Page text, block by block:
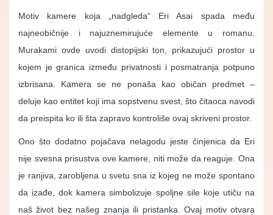
Motiv kamere koja „nadgleda“ Eri Asai spada među
najneobičnije i najuznemirujuće elemente u romanu.
Murakami ovde uvodi distopijski ton, prikazujući prostor u
kojem je granica između privatnosti i posmatranja potpuno
izbrisana. Kamera se ne ponaša kao običan predmet –
deluje kao entitet koji ima sopstvenu svest, što čitaoca navodi
da preispita ko ili šta zapravo kontroliše ovaj skriveni prostor.
Ono što dodatno pojačava nelagodu jeste činjenica da Eri
nije svesna prisustva ove kamere, niti može da reaguje. Ona
je ranjiva, zarobljena u svetu sna iz kojeg ne može spontano
da izađe, dok kamera simbolizuje spoljne sile koje utiču na
naš život bez našeg znanja ili pristanka. Ovaj motiv otvara